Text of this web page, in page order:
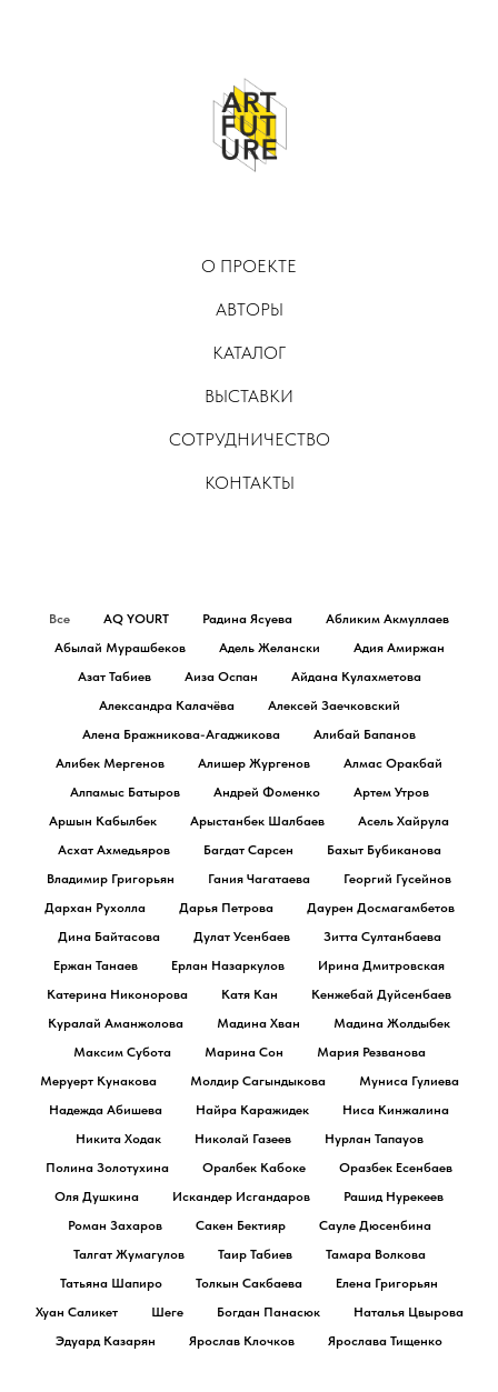
О ПРОЕКТЕ
АВТОРЫ
КАТАЛОГ
ВЫСТАВКИ
СОТРУДНИЧЕСТВО
КОНТАКТЫ
Все AQ YOURT Радина Ясуева
Абликим Акмуллаев
Абылай Мурашбеков
Адель Желански
Адия Амиржан
Азат Табиев
Аиза Оспан
Айдана Кулахметова
Александра Калачёва
Алексей Заечковский
Алена Бражникова-Агаджикова
Алибай Бапанов
Алибек Мергенов
Алишер Жургенов
Алмас Оракбай
Алпамыс Батыров
Андрей Фоменко
Артем Утров
Аршын Кабылбек
Арыстанбек Шалбаев
Асель Хайрула
Асхат Ахмедьяров
Багдат Сарсен
Бахыт Бубиканова
Владимир Григорьян
Гания Чагатаева
Георгий Гусейнов
Дархан Рухолла
Дарья Петрова
Даурен Досмагамбетов
Дина Байтасова
Дулат Усенбаев
Зитта Султанбаева
Ержан Танаев
Ерлан Назаркулов
Ирина Дмитровская
Катерина Никонорова
Катя Кан
Кенжебай Дуйсенбаев
Куралай Аманжолова
Мадина Хван
Мадина Жолдыбек
Максим Субота
Марина Сон
Мария Резванова
Меруерт Кунакова
Молдир Сагындыкова
Муниса Гулиева
Надежда Абишева
Найра Каражидек
Ниса Кинжалина
Никита Ходак
Николай Газеев
Нурлан Тапауов
Полина Золотухина
Оралбек Кабоке
Оразбек Есенбаев
Оля Душкина
Искандер Исгандаров
Рашид Нурекеев
Роман Захаров
Сакен Бектияр
Сауле Дюсенбина
Талгат Жумагулов
Таир Табиев
Тамара Волкова
Татьяна Шапиро
Толкын Сакбаева
Елена Григорьян
Хуан Саликет
Шеге Богдан Панасюк
Наталья Цвырова
Эдуард Казарян
Ярослав Клочков Ярослава Тищенко